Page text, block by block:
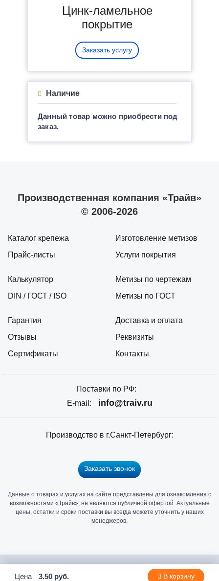
Цинк-ламельное
покрытие
Заказать услугу
Наличие
Данный товар можно приобрести под
заказ.
Цена 3.50 руб. В корзину
Производственная компания «Трайв»
© 2006-2026
Каталог крепежа
Прайс-листы
Калькулятор
DIN / ГОСТ / ISO
Гарантия
Отзывы
Сертификаты
Изготовление метизов
Услуги покрытия
Метизы по чертежам
Метизы по ГОСТ
Доставка и оплата
Реквизиты
Контакты
Поставки по РФ:
E-mail:
info@traiv.ru
Производство в г.Санкт-Петербург:
Заказать звонок
Данные о товарах и услугах на сайте представлены для ознакомления с
возможностями «Трайв», не являются публичной офертой. Актуальные
цены, остатки и сроки поставки вы всегда можете уточнить у наших
менеджеров.
Главный
в
Петербурге
2006 - 2026 © Компания «Трайв» производитель и дистрибьютор